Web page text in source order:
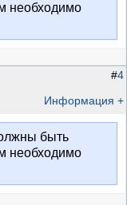
необходимо
#4
Информация +
быть
необходимо